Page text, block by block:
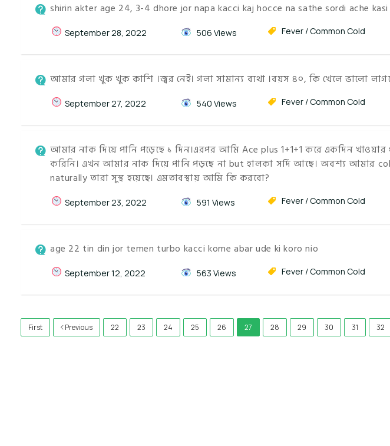
shirin akter age 24, 3-4 dhore jor napa kacci kaj hocce na sathe sordi ache
September 28, 2022 506 Views Fever / Common Cold
আমার গলা খুক খুক কাশি ।জ্বর নেই। গলা সামান্য ব্যথা ।বয়স ৪০, কি খেলে ভালো
September 27, 2022 540 Views Fever / Common Cold
আমার নাক দিয়ে পানি পড়েছে ১ দিন।এরপর আমি Ace plus 1+1+1 করে একদিন
করিনি। এখন আমার নাক দিয়ে পানি পড়ছে না but হালকা সর্দি আছে। অবশ্য আমার
naturally তারা সুস্থ হয়েছে। এমতাবস্থায় আমি কি করবো?
September 23, 2022 591 Views Fever / Common Cold
age 22 tin din jor temen turbo kacci kome abar ude ki koro nio
September 12, 2022 563 Views Fever / Common Cold
First Previous 22 23 24 25 26 27 28 29 30 31 32